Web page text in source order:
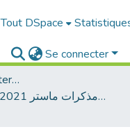
Tout DSpace
Se connecter
🎓مذكرات الماستر- Master's Theses
ادب عربي -مذكرات ماستر 2021-2022